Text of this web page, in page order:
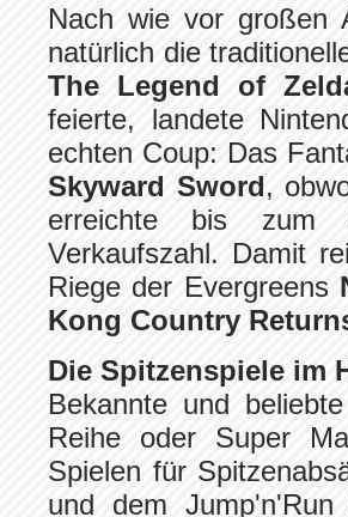
Nach wie vor großen
natürlich die
The Legend of
feierte, landete
echten Coup: Das
Skyward Sword,
erreichte bis zum
Verkaufszahl. Damit
Riege der Evergreens
Kong Country
Die Spitzenspiele im
Bekannte und
Reihe oder Super
Spielen für
und dem